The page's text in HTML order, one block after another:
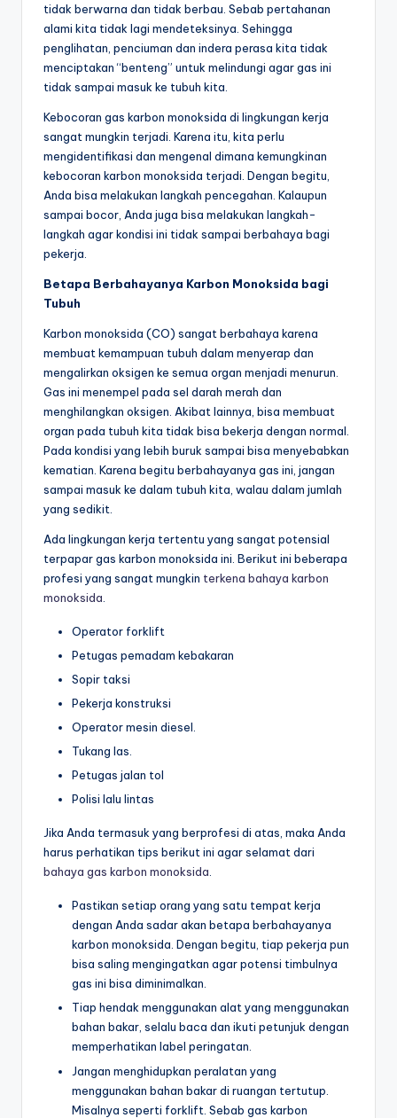
tidak berwarna dan tidak berbau. Sebab pertahanan
alami kita tidak lagi mendeteksinya. Sehingga
penglihatan, penciuman dan indera perasa kita tidak
menciptakan “benteng” untuk melindungi agar gas ini
tidak sampai masuk ke tubuh kita.
Kebocoran gas karbon monoksida di lingkungan kerja
sangat mungkin terjadi. Karena itu, kita perlu
mengidentifikasi dan mengenal dimana kemungkinan
kebocoran karbon monoksida terjadi. Dengan begitu,
Anda bisa melakukan langkah pencegahan. Kalaupun
sampai bocor, Anda juga bisa melakukan langkah-
langkah agar kondisi ini tidak sampai berbahaya bagi
pekerja.
Betapa Berbahayanya Karbon Monoksida bagi
Tubuh
Karbon monoksida (CO) sangat berbahaya karena
membuat kemampuan tubuh dalam menyerap dan
mengalirkan oksigen ke semua organ menjadi menurun.
Gas ini menempel pada sel darah merah dan
menghilangkan oksigen. Akibat lainnya, bisa membuat
organ pada tubuh kita tidak bisa bekerja dengan normal.
Pada kondisi yang lebih buruk sampai bisa menyebabkan
kematian. Karena begitu berbahayanya gas ini, jangan
sampai masuk ke dalam tubuh kita, walau dalam jumlah
yang sedikit.
Ada lingkungan kerja tertentu yang sangat potensial
terpapar gas karbon monoksida ini. Berikut ini beberapa
profesi yang sangat mungkin terkena bahaya karbon
monoksida
Operator forklift
Petugas pemadam kebakaran
Sopir taksi
Pekerja konstruksi
Operator mesin diesel.
Tukang las.
Petugas jalan tol
Polisi lalu lintas
Jika Anda termasuk yang berprofesi di atas, maka Anda
harus perhatikan tips berikut ini agar selamat dari
bahaya gas karbon monoksida.
Pastikan setiap orang yang satu tempat kerja
dengan Anda sadar akan betapa berbahayanya
karbon monoksida. Dengan begitu, tiap pekerja pun
bisa saling mengingatkan agar potensi timbulnya
gas ini bisa diminimalkan.
Tiap hendak menggunakan alat yang menggunakan
bahan bakar, selalu baca dan ikuti petunjuk dengan
memperhatikan label peringatan.
Jangan menghidupkan peralatan yang
menggunakan bahan bakar di ruangan tertutup.
Misalnya seperti forklift. Sebab gas karbon